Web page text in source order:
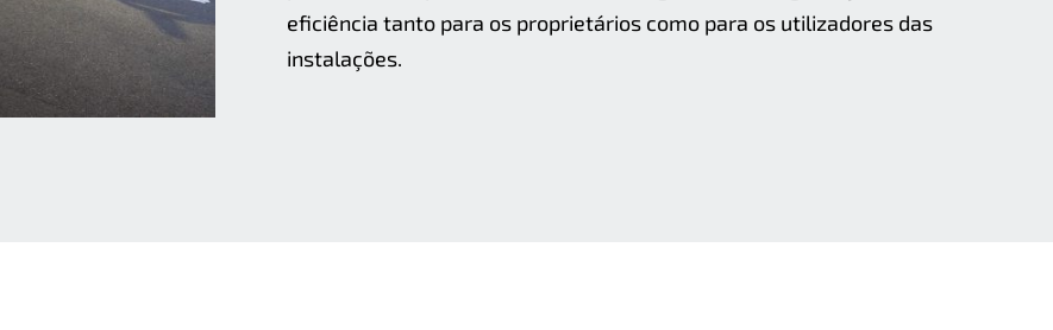
eﬁciência tanto para os proprietários como para os utilizadores das
instalações.